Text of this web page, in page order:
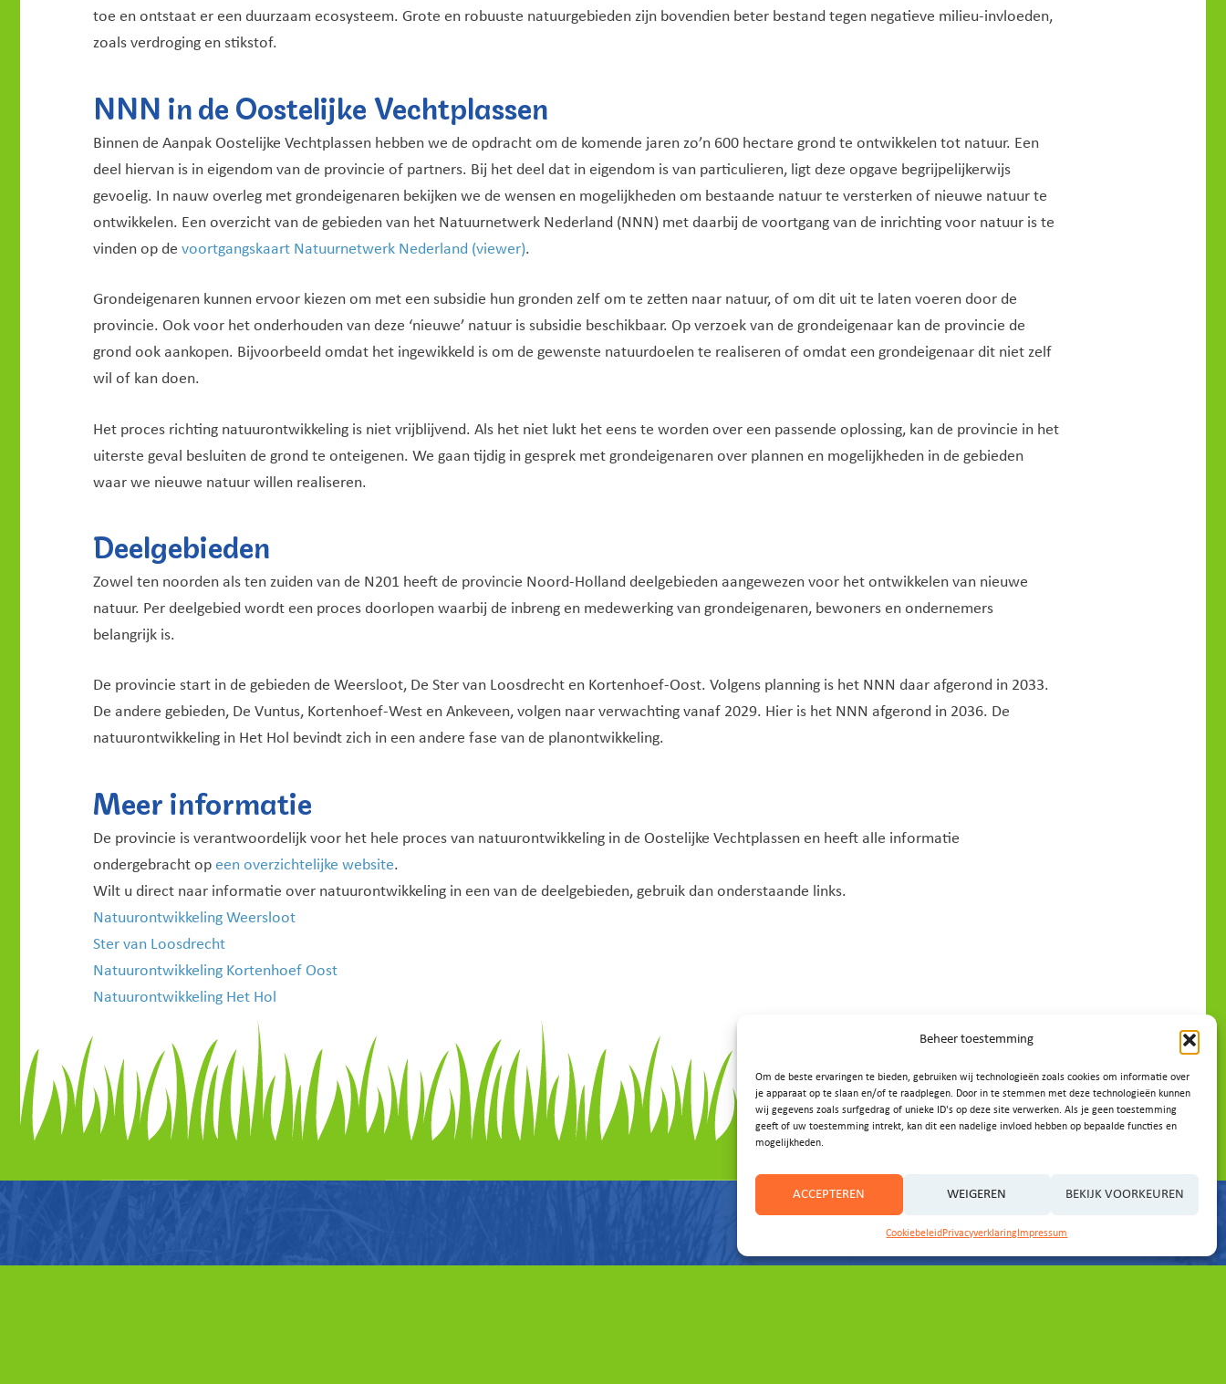
Beheer toestemming
Om de beste ervaringen te bieden, gebruiken wij technologieën zoals cookies om informatie over
je apparaat op te slaan en/of te raadplegen. Door in te stemmen met deze technologieën kunnen
wij gegevens zoals surfgedrag of unieke ID's op deze site verwerken. Als je geen toestemming
geeft of uw toestemming intrekt, kan dit een nadelige invloed hebben op bepaalde functies en
mogelijkheden.
ACCEPTEREN WEIGEREN BEKIJK VOORKEUREN
Cookiebeleid Privacyverklaring Impressum
toe en ontstaat er een duurzaam ecosysteem. Grote en robuuste natuurgebieden zijn bovendien beter bestand tegen negatieve milieu-invloeden,
zoals verdroging en stikstof.
NNN in de Oostelijke Vechtplassen
Binnen de Aanpak Oostelijke Vechtplassen hebben we de opdracht om de komende jaren zo’n 600 hectare grond te ontwikkelen tot natuur. Een
deel hiervan is in eigendom van de provincie of partners. Bij het deel dat in eigendom is van particulieren, ligt deze opgave begrijpelijkerwijs
gevoelig. In nauw overleg met grondeigenaren bekijken we de wensen en mogelijkheden om bestaande natuur te versterken of nieuwe natuur te
ontwikkelen. Een overzicht van de gebieden van het Natuurnetwerk Nederland (NNN) met daarbij de voortgang van de inrichting voor natuur is te
vinden op de voortgangskaart Natuurnetwerk Nederland (viewer).
Grondeigenaren kunnen ervoor kiezen om met een subsidie hun gronden zelf om te zetten naar natuur, of om dit uit te laten voeren door de
provincie. Ook voor het onderhouden van deze ‘nieuwe’ natuur is subsidie beschikbaar. Op verzoek van de grondeigenaar kan de provincie de
grond ook aankopen. Bijvoorbeeld omdat het ingewikkeld is om de gewenste natuurdoelen te realiseren of omdat een grondeigenaar dit niet zelf
wil of kan doen.
Het proces richting natuurontwikkeling is niet vrijblijvend. Als het niet lukt het eens te worden over een passende oplossing, kan de provincie in het
uiterste geval besluiten de grond te onteigenen. We gaan tijdig in gesprek met grondeigenaren over plannen en mogelijkheden in de gebieden
waar we nieuwe natuur willen realiseren.
Deelgebieden
Zowel ten noorden als ten zuiden van de N201 heeft de provincie Noord-Holland deelgebieden aangewezen voor het ontwikkelen van nieuwe
natuur. Per deelgebied wordt een proces doorlopen waarbij de inbreng en medewerking van grondeigenaren, bewoners en ondernemers
belangrijk is.
De provincie start in de gebieden de Weersloot, De Ster van Loosdrecht en Kortenhoef-Oost. Volgens planning is het NNN daar afgerond in 2033.
De andere gebieden, De Vuntus, Kortenhoef-West en Ankeveen, volgen naar verwachting vanaf 2029. Hier is het NNN afgerond in 2036. De
natuurontwikkeling in Het Hol bevindt zich in een andere fase van de planontwikkeling.
Meer informatie
De provincie is verantwoordelijk voor het hele proces van natuurontwikkeling in de Oostelijke Vechtplassen en heeft alle informatie
ondergebracht op een overzichtelijke website.
Wilt u direct naar informatie over natuurontwikkeling in een van de deelgebieden, gebruik dan onderstaande links.
Natuurontwikkeling Weersloot
Ster van Loosdrecht
Natuurontwikkeling Kortenhoef Oost
Natuurontwikkeling Het Hol